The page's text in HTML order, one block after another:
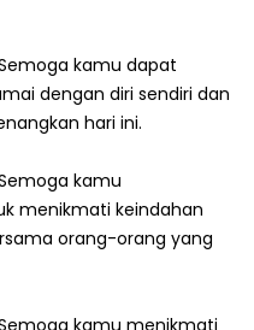
kamu dapat
dengan diri sendiri dan
hari ini.
kamu
menikmati keindahan
orang-orang yang